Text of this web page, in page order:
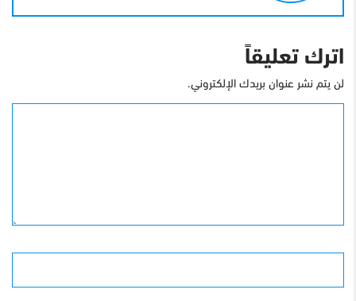
اترك تعليقاً
لن يتم نشر عنوان بريدك الإلكتروني.